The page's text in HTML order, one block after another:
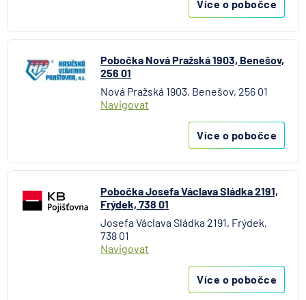
Více o pobočce
Pobočka Nová Pražská 1903, Benešov,
256 01
Nová Pražská 1903, Benešov, 256 01
Navigovat
Více o pobočce
Pobočka Josefa Václava Sládka 2191,
Frýdek, 738 01
Josefa Václava Sládka 2191, Frýdek,
738 01
Navigovat
Více o pobočce